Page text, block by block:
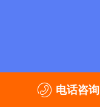
电话咨询